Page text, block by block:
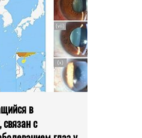
в
с